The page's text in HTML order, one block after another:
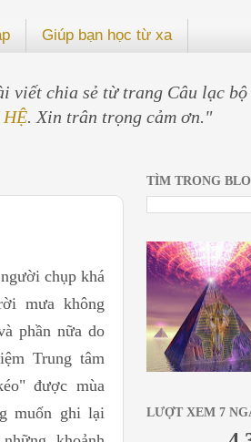
Giúp bạn học từ xa
viết chia sẻ từ trang Câu lạc bộ
. Xin trân trọng cảm ơn."
chụp khá
mưa không
phần nữa do
Trung tâm
được mùa
muốn ghi lại
TÌM TRONG
LƯỢT XEM 7